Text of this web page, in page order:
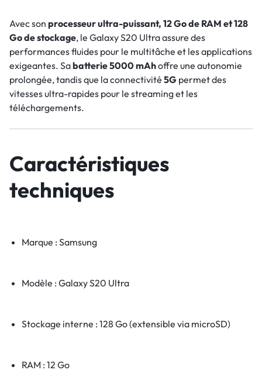
Avec son processeur ultra-puissant, 12 Go de RAM et 128
Go de stockage, le Galaxy S20 Ultra assure des
performances fluides pour le multitâche et les applications
exigeantes. Sabatterie 5000 mAhoffre une autonomie
prolongée, tandis que la connectivité 5G permet des
vitesses ultra-rapides pour le streaming et les
téléchargements.
Caractéristiques
techniques
Marque : Samsung
Modèle : Galaxy S20 Ultra
Stockage interne : 128 Go (extensible via microSD)
RAM : 12 Go